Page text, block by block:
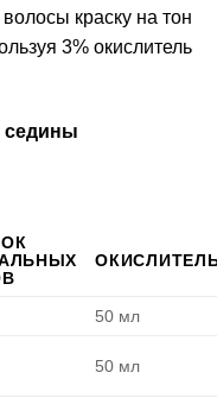
краску на тон
3% окислитель
седины
50 мл
50 мл